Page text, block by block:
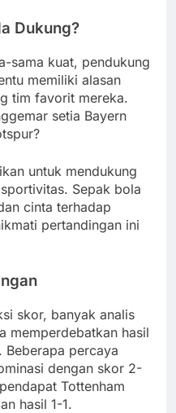
Dukung?
sama kuat, pendukung
memiliki alasan
tim favorit mereka.
setia Bayern
untuk mendukung
Sepak bola
cinta terhadap
pertandingan ini
skor, banyak analis
memperdebatkan hasil
percaya
dengan skor 2-
Tottenham
hasil 1-1.